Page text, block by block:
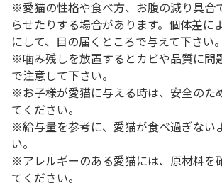
※愛猫の性格や食べ方、お腹の減り具合
らせたりする場合があります。個体差に
にして、目の届くところで与えて下さい。
※噛み残しを放置するとカビや品質に問
で注意して下さい。
※お子様が愛猫に与える時は、安全のた
てください。
※給与量を参考に、愛猫が食べ過ぎない
い。
※アレルギーのある愛猫には、原材料を
てください。